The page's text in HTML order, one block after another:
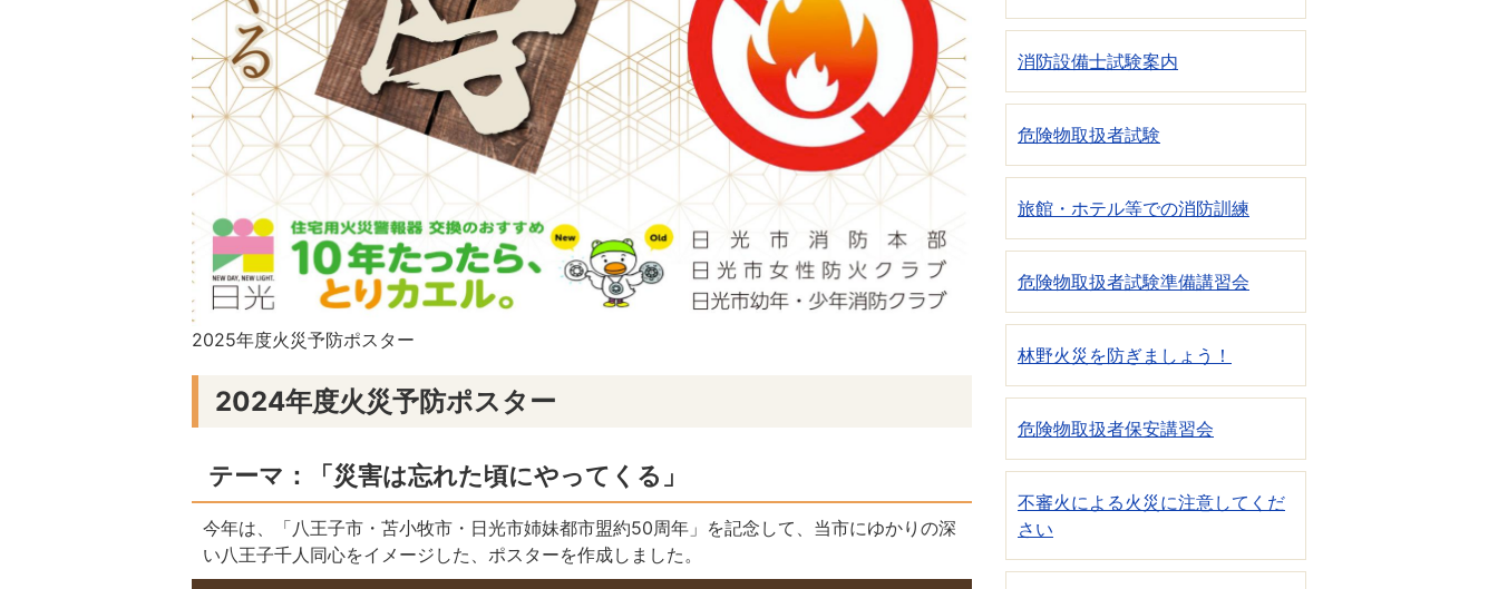
2025年度火災予防ポスター
2024年度火災予防ポスター
テーマ：「災害は忘れた頃にやってくる」
今年は、「八王子市・苫小牧市・日光市姉妹都市盟約50周年」を記念して、当市にゆかりの深
い八王子千人同心をイメージした、ポスターを作成しました。
消防設備士試験案内
危険物取扱者試験
旅館・ホテル等での消防訓練
危険物取扱者試験準備講習会
林野火災を防ぎましょう！
危険物取扱者保安講習会
不審火による火災に注意してくだ
さい